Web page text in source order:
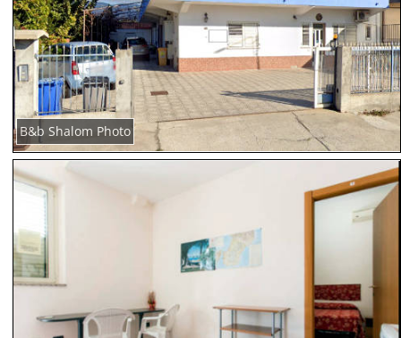
B&b Shalom Photo